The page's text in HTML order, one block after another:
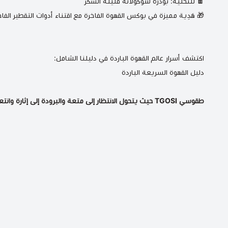
🎁 هَدِية مميزة في بوكس القهوة الفاخرة مع اقتناء أدوات التقطير
اكتشف أسرار عالم القهوة الباردة في دليلنا الشامل:
دليل القهوة السريعة الباردة
طقوسي TGOSI حيث يتحول الانتظار إلى متعة والبرودة إلى إثارة وانتعاش الطقوس !